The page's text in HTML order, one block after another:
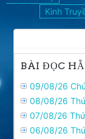
bài
Kinh
BÀI ĐỌC
09/08/26
08/08/26
07/08/26
06/08/26